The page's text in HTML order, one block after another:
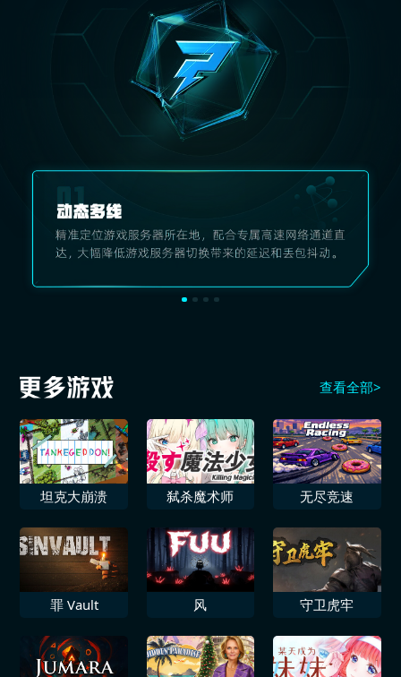
查看全部>
坦克大崩溃 弑杀魔术师 无尽竞速
罪 Vault 风 守卫虎牢